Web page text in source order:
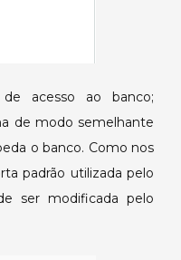
acesso ao banco;
de modo semelhante
o banco. Como nos
padrão utilizada pelo
ser modificada pelo